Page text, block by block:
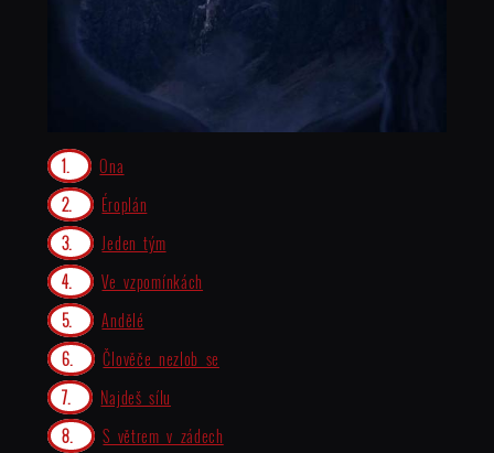
Ona
Éroplán
Jeden tým
Ve vzpomínkách
Andělé
Člověče nezlob se
Najdeš sílu
S větrem v zádech